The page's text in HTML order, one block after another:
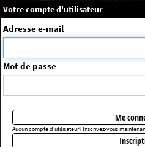
Message système
La séance choisie n'a pas
Votre compte d'utilisateur
Adresse e-mail
Mot de passe
Me
Aucun compte d'utilisateur? Inscrivez-vous